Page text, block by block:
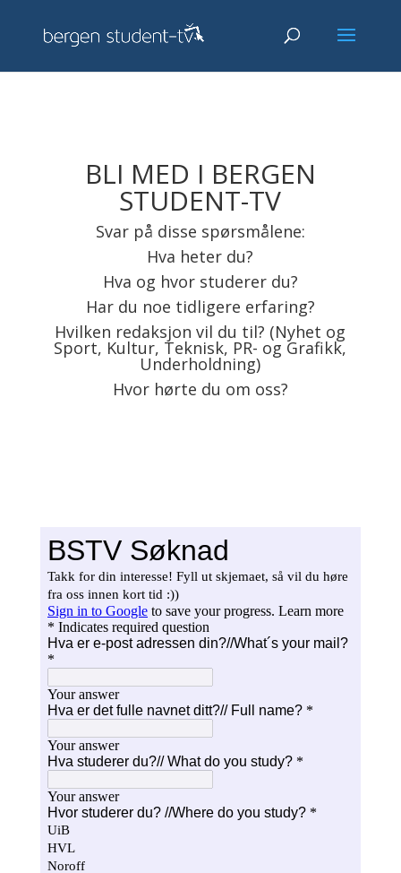
BLI MED I BERGEN
STUDENT-TV
Svar på disse spørsmålene:
Hva heter du?
Hva og hvor studerer du?
Har du noe tidligere erfaring?
Hvilken redaksjon vil du til? (Nyhet og
Sport, Kultur, Teknisk, PR- og Grafikk,
Underholdning)
Hvor hørte du om oss?